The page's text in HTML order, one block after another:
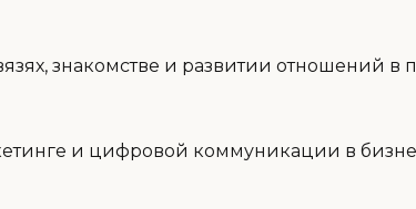
знакомстве и развитии отношений
и цифровой коммуникации в